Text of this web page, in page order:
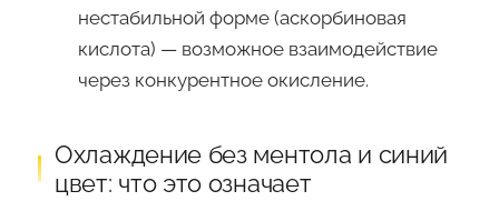
нестабильной форме (аскорбиновая
кислота) — возможное взаимодействие
через конкурентное окисление.
Охлаждение без ментола и синий
цвет: что это означает